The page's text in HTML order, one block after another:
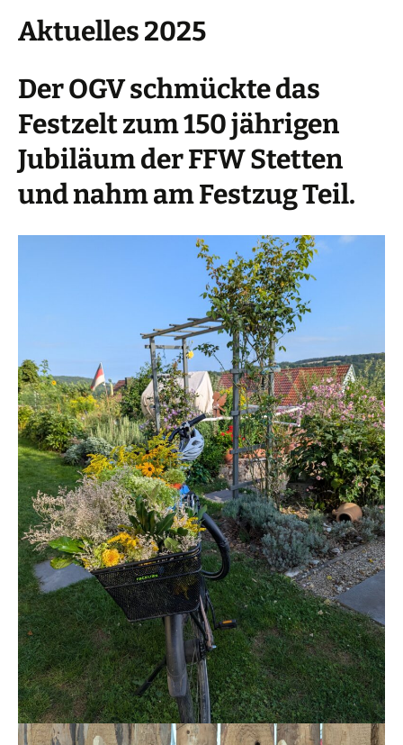
Aktuelles 2025
Der OGV schmückte das
Festzelt zum 150 jährigen
Jubiläum der FFW Stetten
und nahm am Festzug Teil.